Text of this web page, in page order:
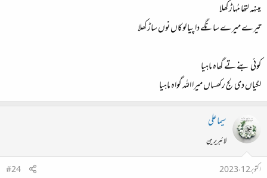
مینہہ لتھا مُہاڑ کھلا
تیرے میرے سانگے دا پیا لوکاں نوں ساڑ کھلا
کوئی بنے تے گھاہ ماہیا
لگیاں دی لج رکھساں میرا اللہ گواہ ماہیا
سیما علی
لائبریرین
اکتوبر 12، 2023
#24